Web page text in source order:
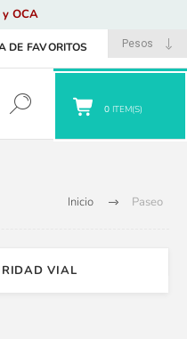
OCA
DE FAVORITOS
0 ITEM(S)
Inicio Paseo
VIAL